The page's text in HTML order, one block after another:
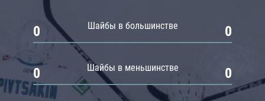
Шайбы в большинстве
0 0
Шайбы в меньшинстве
0 0